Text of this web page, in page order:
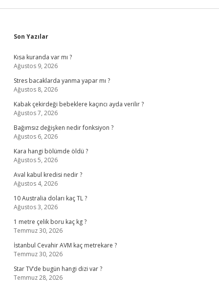
Sidebar
Son Yazılar
Kısa kuranda var mı ?
Ağustos 9, 2026
Stres bacaklarda yanma yapar mı ?
Ağustos 8, 2026
Kabak çekirdeği bebeklere kaçıncı ayda verilir ?
Ağustos 7, 2026
Bağımsız değişken nedir fonksiyon ?
Ağustos 6, 2026
Kara hangi bölümde öldü ?
Ağustos 5, 2026
Aval kabul kredisi nedir ?
Ağustos 4, 2026
10 Australia doları kaç TL ?
Ağustos 3, 2026
1 metre çelik boru kaç kg ?
Temmuz 30, 2026
İstanbul Cevahir AVM kaç metrekare ?
Temmuz 30, 2026
Star TV’de bugün hangi dizi var ?
Temmuz 28, 2026